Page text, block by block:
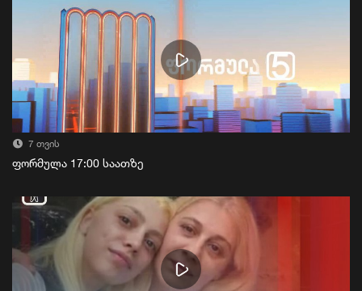
7 თვის
ფორმულა 17:00 საათზე